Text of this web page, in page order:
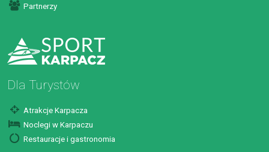
Partnerzy
Dla Turystów
Atrakcje Karpacza
Noclegi w Karpaczu
Restauracje i gastronomia